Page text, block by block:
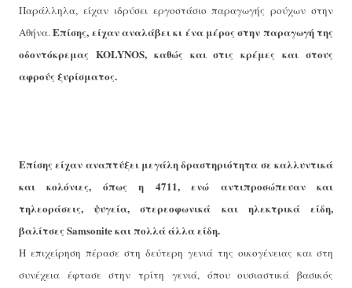
Παράλληλα, είχαν ιδρύσει εργοστάσιο παραγωγής ρούχων στην
Αθήνα.Επίσης, είχαν αναλάβει κι ένα μέρος στην παραγωγή της
οδοντόκρεμας KOLYNOS, καθώς και στις κρέμες και στους
αφρούς ξυρίσματος.
Επίσης είχαν αναπτύξει μεγάλη δραστηριότητα σε καλλυντικά
και κολόνιες, όπως η 4711, ενώ αντιπροσώπευαν και
τηλεοράσεις, ψυγεία, στερεοφωνικά και ηλεκτρικά είδη,
βαλίτσες Samsonite και πολλά άλλα είδη.
Η επιχείρηση πέρασε στη δεύτερη γενιά της οικογένειας και στη
συνέχεια έφτασε στην τρίτη γενιά, όπου ουσιαστικά βασικός